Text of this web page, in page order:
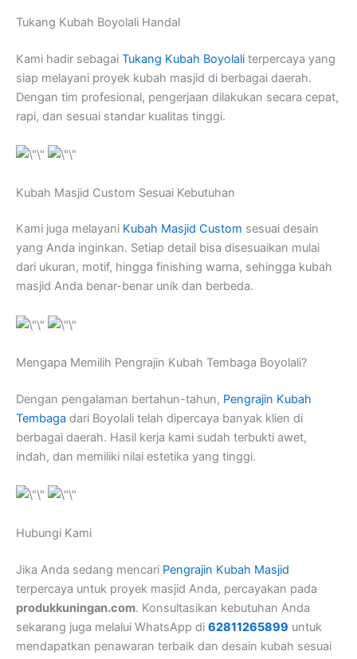
Tukang Kubah Boyolali Handal
Kami hadir sebagai Tukang Kubah Boyolali terpercaya yang
siap melayani proyek kubah masjid di berbagai daerah.
Dengan tim profesional, pengerjaan dilakukan secara cepat,
rapi, dan sesuai standar kualitas tinggi.
Kubah Masjid Custom Sesuai Kebutuhan
Kami juga melayani Kubah Masjid Custom sesuai desain
yang Anda inginkan. Setiap detail bisa disesuaikan mulai
dari ukuran, motif, hingga finishing warna, sehingga kubah
masjid Anda benar-benar unik dan berbeda.
Mengapa Memilih Pengrajin Kubah Tembaga Boyolali?
Dengan pengalaman bertahun-tahun, Pengrajin Kubah
Tembaga dari Boyolali telah dipercaya banyak klien di
berbagai daerah. Hasil kerja kami sudah terbukti awet,
indah, dan memiliki nilai estetika yang tinggi.
Hubungi Kami
Jika Anda sedang mencari Pengrajin Kubah Masjid
terpercaya untuk proyek masjid Anda, percayakan pada
produkkuningan.com. Konsultasikan kebutuhan Anda
sekarang juga melalui WhatsApp di 62811265899 untuk
mendapatkan penawaran terbaik dan desain kubah sesuai